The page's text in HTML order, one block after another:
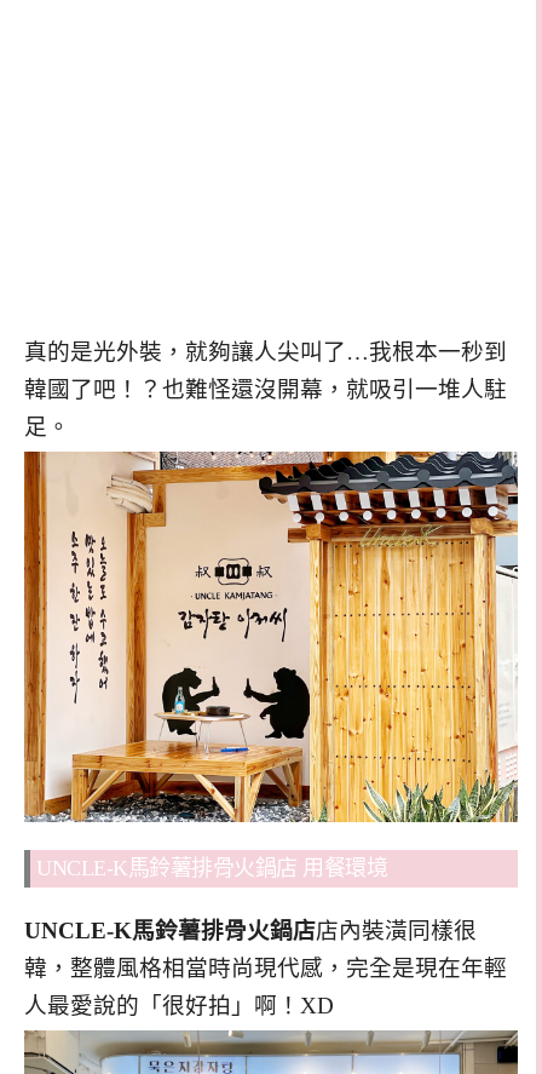
真的是光外裝，就夠讓人尖叫了…我根本一秒到
韓國了吧！？也難怪還沒開幕，就吸引一堆人駐
足。
UNCLE-K馬鈴薯排骨火鍋店 用餐環境
UNCLE-K馬鈴薯排骨火鍋店店內裝潢同樣很
韓，整體風格相當時尚現代感，完全是現在年輕
人最愛說的「很好拍」啊！XD